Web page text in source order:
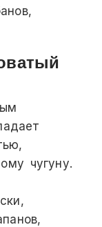
чугуну.